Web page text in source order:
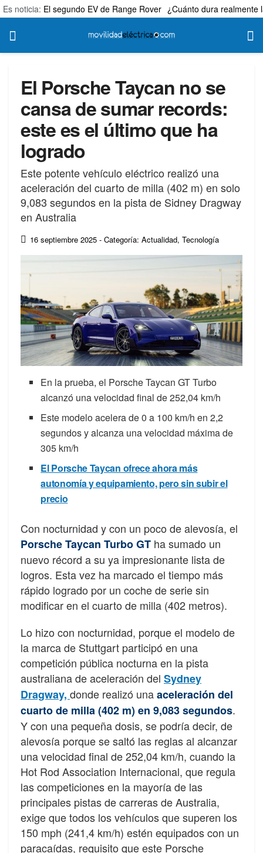
Es noticia: El segundo EV de Range Rover ¿Cuánto dura realmente
El Porsche Taycan no se
cansa de sumar records:
este es el último que ha
logrado
Este potente vehículo eléctrico realizó una
aceleración del cuarto de milla (402 m) en solo
9,083 segundos en la pista de Sidney Dragway
en Australia
16 septiembre 2025 - Categoría: Actualidad, Tecnología
En la prueba, el Porsche Taycan GT Turbo
alcanzó una velocidad final de 252,04 km/h
Este modelo acelera de 0 a 100 km/h en 2,2
segundos y alcanza una velocidad máxima de
305 km/h
El Porsche Taycan ofrece ahora más
autonomía y equipamiento, pero sin subir el
precio
Con nocturnidad y con un poco de alevosía, el
Porsche Taycan Turbo GT ha sumado un
nuevo récord a su ya impresionante lista de
logros. Esta vez ha marcado el tiempo más
rápido logrado por un coche de serie sin
modificar en el cuarto de milla (402 metros).
Lo hizo con nocturnidad, porque el modelo de
la marca de Stuttgart participó en una
competición pública nocturna en la pista
australiana de aceleración del Sydney
Dragway, donde realizó unaaceleración del
cuarto de milla (402 m) en 9,083 segundos.
Y con una pequeña dosis, se podría decir, de
alevosía porque se saltó las reglas al alcanzar
una velocidad final de 252,04 km/h, cuando la
Hot Rod Association Internacional, que regula
las competiciones en la mayoría de las
principales pistas de carreras de Australia,
exige que todos los vehículos que superen los
150 mph (241,4 km/h) estén equipados con un
paracaídas, requisito que este Porsche